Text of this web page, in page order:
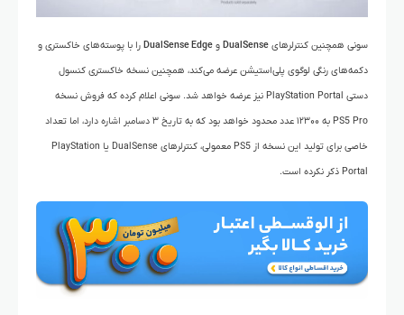
سونی همچنین کنترلرهای DualSense و DualSense Edge را با پوسته‌های خاکستری و
دکمه‌های رنگی لوگوی پلی‌استیشن عرضه می‌کند، همچنین نسخه خاکستری کنسول
دستی PlayStation Portal نیز عرضه خواهد شد. سونی اعلام کرده که فروش نسخه
PS5 Pro به ۱۲۳۰۰ عدد محدود خواهد بود که به تاریخ ۳ دسامبر اشاره دارد، اما تعداد
خاصی برای تولید این نسخه از PS5 معمولی، کنترلرهای DualSense یا PlayStation
Portal ذکر نکرده است.